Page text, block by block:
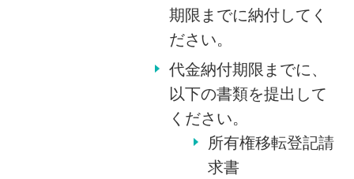
期限までに納付してく
ださい。
代金納付期限までに、
以下の書類を提出して
ください。
所有権移転登記請
求書